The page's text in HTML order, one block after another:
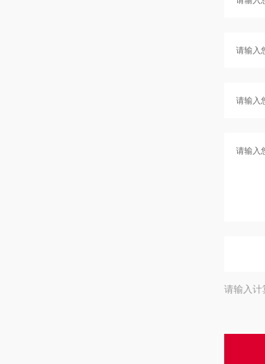
请输入计